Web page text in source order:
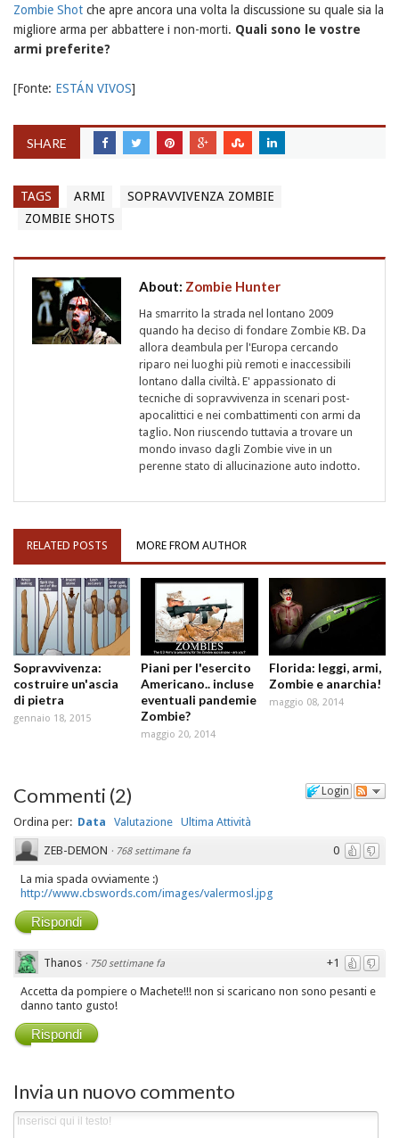
Zombie Shot che apre ancora una volta la discussione su quale sia la
migliore arma per abbattere i non-morti. Quali sono le vostre
armi preferite?
[Fonte: ESTÁN VIVOS]
SHARE
TAGS ARMI
SOPRAVVIVENZA ZOMBIE
ZOMBIE SHOTS
About: Zombie Hunter
Ha smarrito la strada nel lontano 2009
quando ha deciso di fondare Zombie KB. Da
allora deambula per l'Europa cercando
riparo nei luoghi più remoti e inaccessibili
lontano dalla civiltà. E' appassionato di
tecniche di sopravvivenza in scenari post-
apocalittici e nei combattimenti con armi da
taglio. Non riuscendo tuttavia a trovare un
mondo invaso dagli Zombie vive in un
perenne stato di allucinazione auto indotto.
RELATED POSTS MORE FROM AUTHOR
Sopravvivenza:
costruire un'ascia
di pietra
gennaio 18, 2015
Piani per l'esercito
Americano.. incluse
eventuali pandemie
Zombie?
maggio 20, 2014
Florida: leggi, armi,
Zombie e anarchia!
maggio 08, 2014
Login
Commenti (2)
Ordina per: Data Valutazione Ultima Attività
0
ZEB-DEMON · 768 settimane fa
La mia spada ovviamente :)
http://www.cbswords.com/images/valermosl.jpg
Rispondi
+1
Thanos · 750 settimane fa
Accetta da pompiere o Machete!!! non si scaricano non sono pesanti e
danno tanto gusto!
Rispondi
Invia un nuovo commento